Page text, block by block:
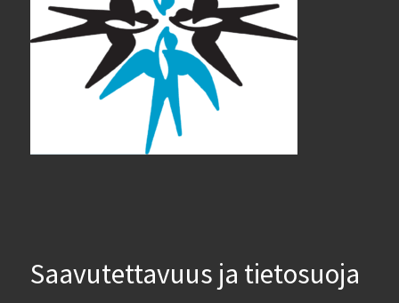
Saavutettavuus ja tietosuoja